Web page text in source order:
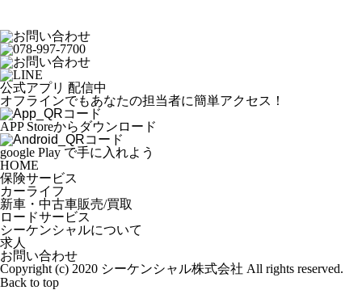
公式アプリ 配信中
オフラインでもあなたの担当者に簡単アクセス！
APP Storeからダウンロード
google Play で手に入れよう
HOME
保険サービス
カーライフ
新車・中古車販売/買取
ロードサービス
シーケンシャルについて
求人
お問い合わせ
Copyright (c) 2020 シーケンシャル株式会社 All rights reserved.
Back to top